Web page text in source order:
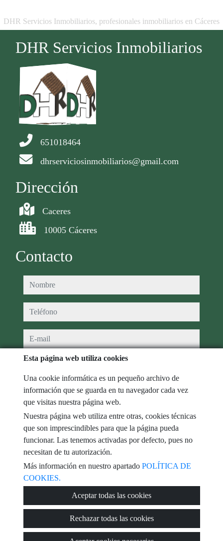
DHR Servicios Inmobiliarios, profesionales inmobiliarios en Cáceres
DHR Servicios Inmobiliarios
651018464
dhrserviciosinmobiliarios@gmail.com
Dirección
Caceres
10005 Cáceres
Contacto
nombre
teléfono
e-mail
He leído y acepto las condiciones de uso y
mensaje
Captcha
Enviar
Esta página web utiliza cookies
Una cookie informática es un pequeño archivo de
información que se guarda en tu navegador cada vez
que visitas nuestra página web.
Nuestra página web utiliza entre otras, cookies técnicas
que son imprescindibles para que la página pueda
funcionar. Las tenemos activadas por defecto, pues no
necesitan de tu autorización.
Más información en nuestro apartado POLÍTICA DE
COOKIES.
Aceptar todas las cookies
Rechazar todas las cookies